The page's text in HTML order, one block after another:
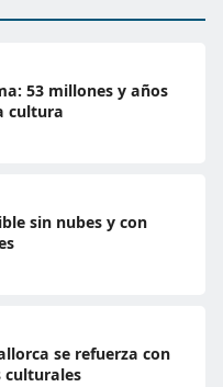
53 millones y años
cultura
sin nubes y con
se refuerza con
culturales